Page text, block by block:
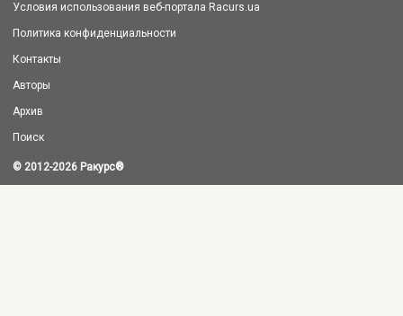
Условия использования веб-портала Racurs.ua
Политика конфиденциальности
Контакты
Авторы
Архив
Поиск
© 2012-2026 Ракурс®